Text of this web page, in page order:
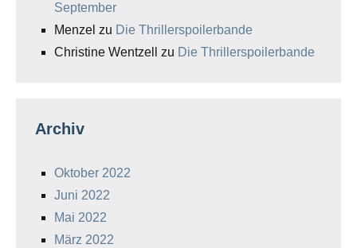
September
Menzel zu Die Thrillerspoilerbande
Christine Wentzell
zu Die Thrillerspoilerbande
Archiv
Oktober 2022
Juni 2022
Mai 2022
März 2022